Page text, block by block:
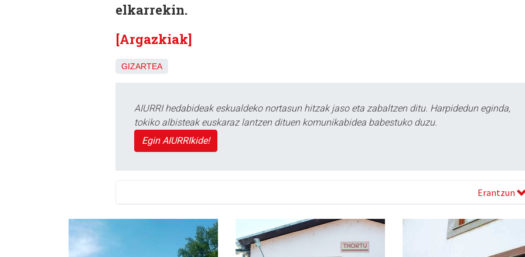
elkarrekin.
[Argazkiak]
GIZARTEA
AIURRI hedabideak eskualdeko nortasun hitzak jaso eta zabaltzen ditu. Harpidedun eginda,
tokiko albisteak euskaraz lantzen dituen komunikabidea babestuko duzu.
Egin AIURRIkide!
Erantzun